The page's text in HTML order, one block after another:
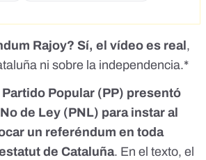
Rajoy? Sí, el vídeo es real ,
ni sobre la independencia.*
Popular (PP) presentó
de Ley (PNL) para instar al
un referéndum en toda
de Cataluña. En el texto, el